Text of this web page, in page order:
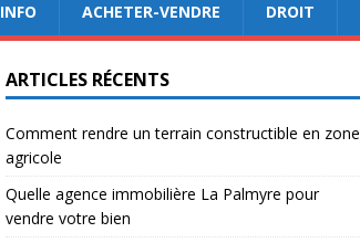
INFO ACHETER-VENDRE DROIT
ARTICLES RÉCENTS
Comment rendre un terrain constructible en zone
agricole
Quelle agence immobilière La Palmyre pour
vendre votre bien